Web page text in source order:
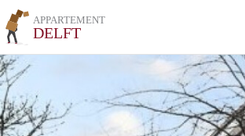
APPARTEMENT
DELFT